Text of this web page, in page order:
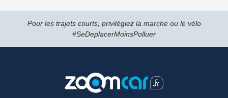
Pour les trajets courts, privilégiez la marche ou le vélo
#SeDeplacerMoinsPolluer